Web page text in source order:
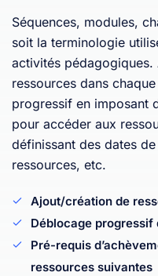
Séquences, modules,
soit la terminologie
activités
ressources dans
progressif en imposant
pour accéder aux
définissant des dates
ressources, etc.
Ajout/création de
Déblocage progressif
Pré-requis
ressources suivantes